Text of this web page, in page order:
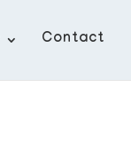
Contact